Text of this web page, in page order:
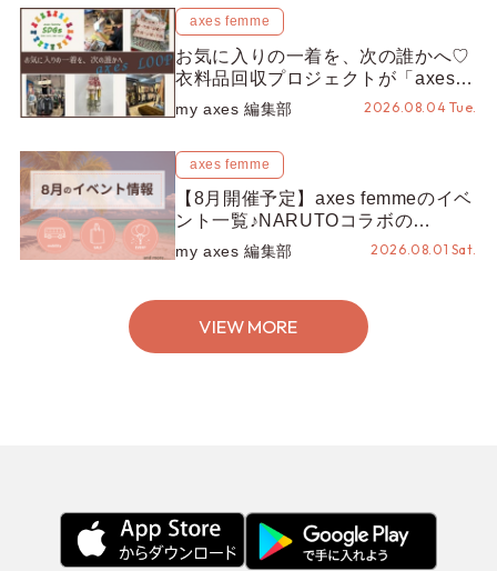
axes femme
お気に入りの一着を、次の誰かへ♡
衣料品回収プロジェクトが「axes
LOOP」にアップデート！活用する
とポイントが手に入る◎
my axes 編集部 2026.08.04 Tue.
axes femme
【8月開催予定】axes femmeのイベ
ント一覧♪NARUTOコラボの
REZEN POPUPから、プチYour
Stage.、ティーパーティまで！8月
my axes 編集部 2026.08.01 Sat.
VIEW MORE